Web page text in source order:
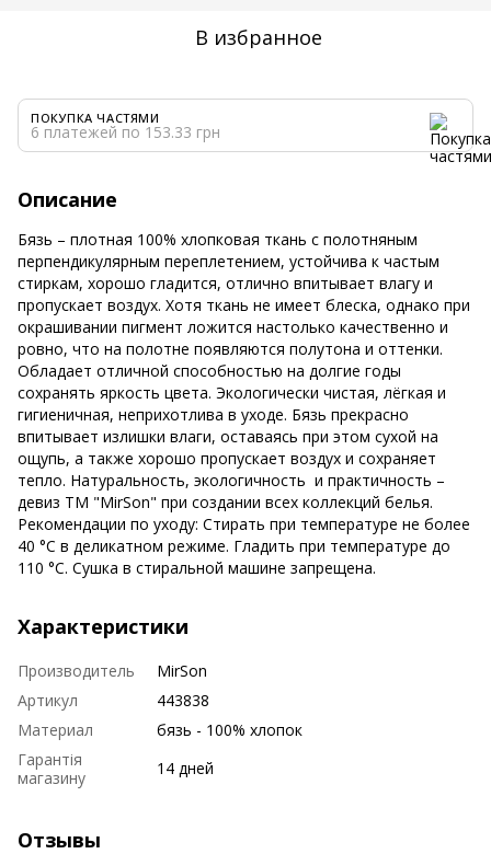
В избранное
ПОКУПКА ЧАСТЯМИ
6 платежей по 153.33 грн
Описание
Бязь – плотная 100% хлопковая ткань с полотняным
перпендикулярным переплетением, устойчива к частым
стиркам, хорошо гладится, отлично впитывает влагу и
пропускает воздух. Хотя ткань не имеет блеска, однако при
окрашивании пигмент ложится настолько качественно и
ровно, что на полотне появляются полутона и оттенки.
Обладает отличной способностью на долгие годы
сохранять яркость цвета. Экологически чистая, лёгкая и
гигиеничная, неприхотлива в уходе. Бязь прекрасно
впитывает излишки влаги, оставаясь при этом сухой на
ощупь, а также хорошо пропускает воздух и сохраняет
тепло. Натуральность, экологичность и практичность –
девиз ТМ "MirSon" при создании всех коллекций белья.
Рекомендации по уходу: Стирать при температуре не более
40 °С в деликатном режиме. Гладить при температуре до
110 °С. Сушка в стиральной машине запрещена.
Характеристики
Производитель
MirSon
Артикул
443838
Материал
бязь - 100% хлопок
Гарантія
магазину
14 дней
Отзывы